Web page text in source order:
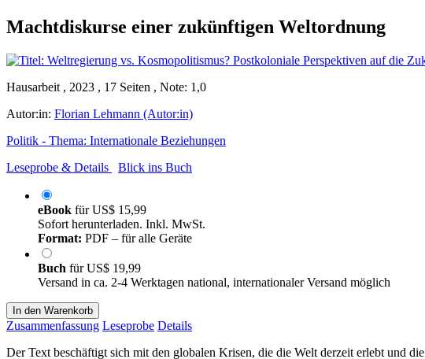
Machtdiskurse einer zukünftigen Weltordnung
Hausarbeit , 2023 , 17 Seiten , Note: 1,0
Autor:in: Florian Lehmann (Autor:in)
Politik - Thema: Internationale Beziehungen
Leseprobe & Details
Blick ins Buch
eBook fürUS$ 15,99
Sofort herunterladen. Inkl. MwSt.
Format: PDF – für alle Geräte
Buch fürUS$ 19,99
Versand in ca. 2-4 Werktagen national, internationaler Versand möglich
In den Warenkorb
Zusammenfassung Leseprobe Details
Der Text beschäftigt sich mit den globalen Krisen, die die Welt derzeit erlebt und